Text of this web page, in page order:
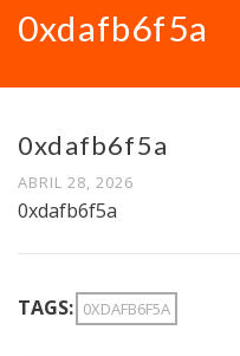
0xdafb6f5a
0xdafb6f5a
ABRIL 28, 2026
0xdafb6f5a
TAGS: 0XDAFB6F5A